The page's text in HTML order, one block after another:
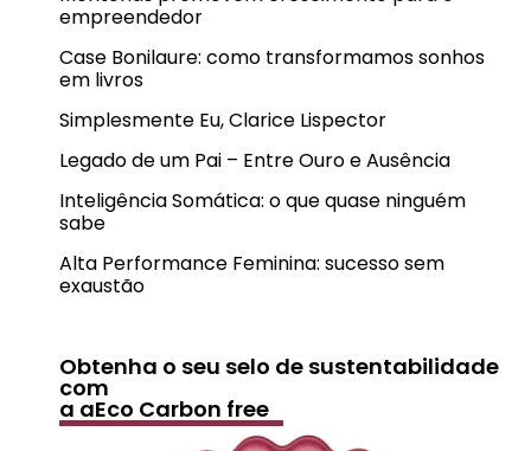
empreendedor
Case Bonilaure: como transformamos sonhos
em livros
Simplesmente Eu, Clarice Lispector
Legado de um Pai – Entre Ouro e Ausência
Inteligência Somática: o que quase ninguém
sabe
Alta Performance Feminina: sucesso sem
exaustão
Obtenha o seu selo de sustentabilidade
com
a aEco Carbon free